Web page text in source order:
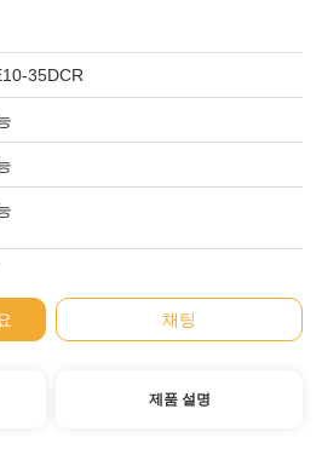
35DCR
채팅
제품 설명